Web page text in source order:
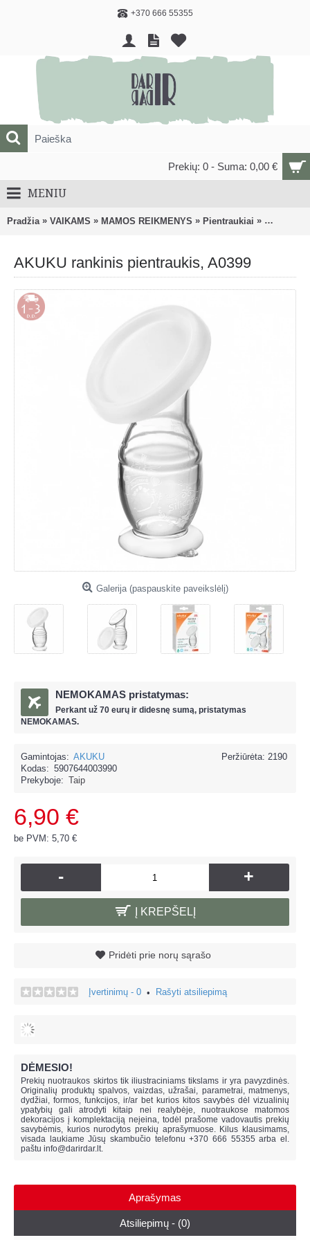
+370 666 55355
Prekių: 0 - Suma: 0,00 €
MENIU
Pradžia » VAIKAMS » MAMOS REIKMENYS » Pientraukiai » AKUKU
AKUKU rankinis pientraukis, A0399
Galerija (paspauskite paveikslėlį)
NEMOKAMAS pristatymas:
Perkant už 70 eurų ir didesnę sumą, pristatymas
NEMOKAMAS.
Peržiūrėta: 2190
Gamintojas: AKUKU
Kodas: 5907644003990
Prekyboje: Taip
6,90 €
be PVM: 5,70 €
- +
Į KREPŠELĮ
Pridėti prie norų sąrašo
Įvertinimų - 0 • Rašyti atsiliepimą
DĖMESIO!
Prekių nuotraukos skirtos tik iliustraciniams tikslams ir yra pavyzdinės.
Originalių produktų spalvos, vaizdas, užrašai, parametrai, matmenys,
dydžiai, formos, funkcijos, ir/ar bet kurios kitos savybės dėl vizualinių
ypatybių gali atrodyti kitaip nei realybėje, nuotraukose matomos
dekoracijos į komplektaciją neįeina, todėl prašome vadovautis prekių
savybėmis, kurios nurodytos prekių aprašymuose. Kilus klausimams,
visada laukiame Jūsų skambučio telefonu +370 666 55355 arba el.
paštu info@darirdar.lt.
Aprašymas
Atsiliepimų - (0)